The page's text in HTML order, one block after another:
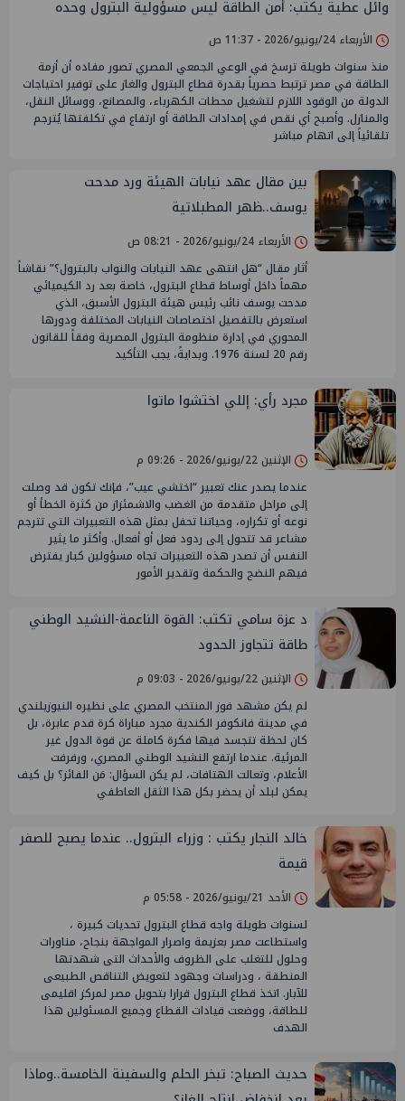
وائل عطية يكتب: أمن الطاقة ليس مسؤولية البترول وحده
الأربعاء 24/يونيو/2026 - 11:37 ص
منذ سنوات طويلة ترسخ في الوعي الجمعي المصري تصور مفاده أن أزمة
الطاقة في مصر ترتبط حصرياً بقدرة قطاع البترول والغاز على توفير احتياجات
الدولة من الوقود اللازم لتشغيل محطات الكهرباء، والمصانع، ووسائل النقل،
والمنازل. وأصبح أي نقص في إمدادات الطاقة أو ارتفاع في تكلفتها يُترجم
تلقائياً إلى اتهام مباشر
بين مقال عهد نيابات الهيئة ورد مدحت
يوسف..ظهر المطبلاتية
الأربعاء 24/يونيو/2026 - 08:21 ص
أثار مقال “هل انتهى عهد النيابات والنواب بالبترول؟” نقاشاً
مهماً داخل أوساط قطاع البترول، خاصة بعد رد الكيميائي
مدحت يوسف نائب رئيس هيئة البترول الأسبق، الذي
استعرض بالتفصيل اختصاصات النيابات المختلفة ودورها
المحوري في إدارة منظومة البترول المصرية وفقاً للقانون
رقم 20 لسنة 1976. وبدايةً، يجب التأكيد
مجرد رأي: إللي اختشوا ماتوا
الإثنين 22/يونيو/2026 - 09:26 م
عندما يصدر عنك تعبير “اختشي عيب”، فإنك تكون قد وصلت
إلى مراحل متقدمة من الغضب والاشمئزاز من كثرة الخطأ أو
نوعه أو تكراره، وحياتنا تحفل بمثل هذه التعبيرات التي تترجم
مشاعر قد تتحول إلى ردود فعل أو أفعال. وأكثر ما يثير
النفس أن تصدر هذه التعبيرات تجاه مسؤولين كبار يفترض
فيهم النضج والحكمة وتقدير الأمور
د عزة سامي تكتب: القوة الناعمة-النشيد الوطني
طاقة تتجاوز الحدود
الإثنين 22/يونيو/2026 - 09:03 م
لم يكن مشهد فوز المنتخب المصري على نظيره النيوزيلندي
في مدينة فانكوفر الكندية مجرد مباراة كرة قدم عابرة، بل
كان لحظة تتجسد فيها فكرة كاملة عن قوة الدول غير
المرئية. عندما ارتفع النشيد الوطني المصري، ورفرفت
الأعلام، وتعالت الهتافات، لم يكن السؤال: مَن الفائز؟ بل كيف
يمكن لبلد أن يحضر بكل هذا الثقل العاطفي
خالد النجار يكتب : وزراء البترول.. عندما يصبح للصفر
قيمة
الأحد 21/يونيو/2026 - 05:58 م
لسنوات طويلة واجه قطاع البترول تحديات كبيرة ،
واستطاعت مصر بعزيمة واصرار المواجهة بنجاح، مناورات
وحلول للتغلب على الظروف والأحداث التى شهدتها
المنطقة ، ودراسات وجهود لتعويض التناقص الطبيعى
للآبار. اتخذ قطاع البترول قرارا بتحويل مصر لمركز اقليمى
للطاقة، ووضعت قيادات القطاع وجميع المسئولين هذا
الهدف
حديث الصباح: تبخر الحلم والسفينة الخامسة..وماذا